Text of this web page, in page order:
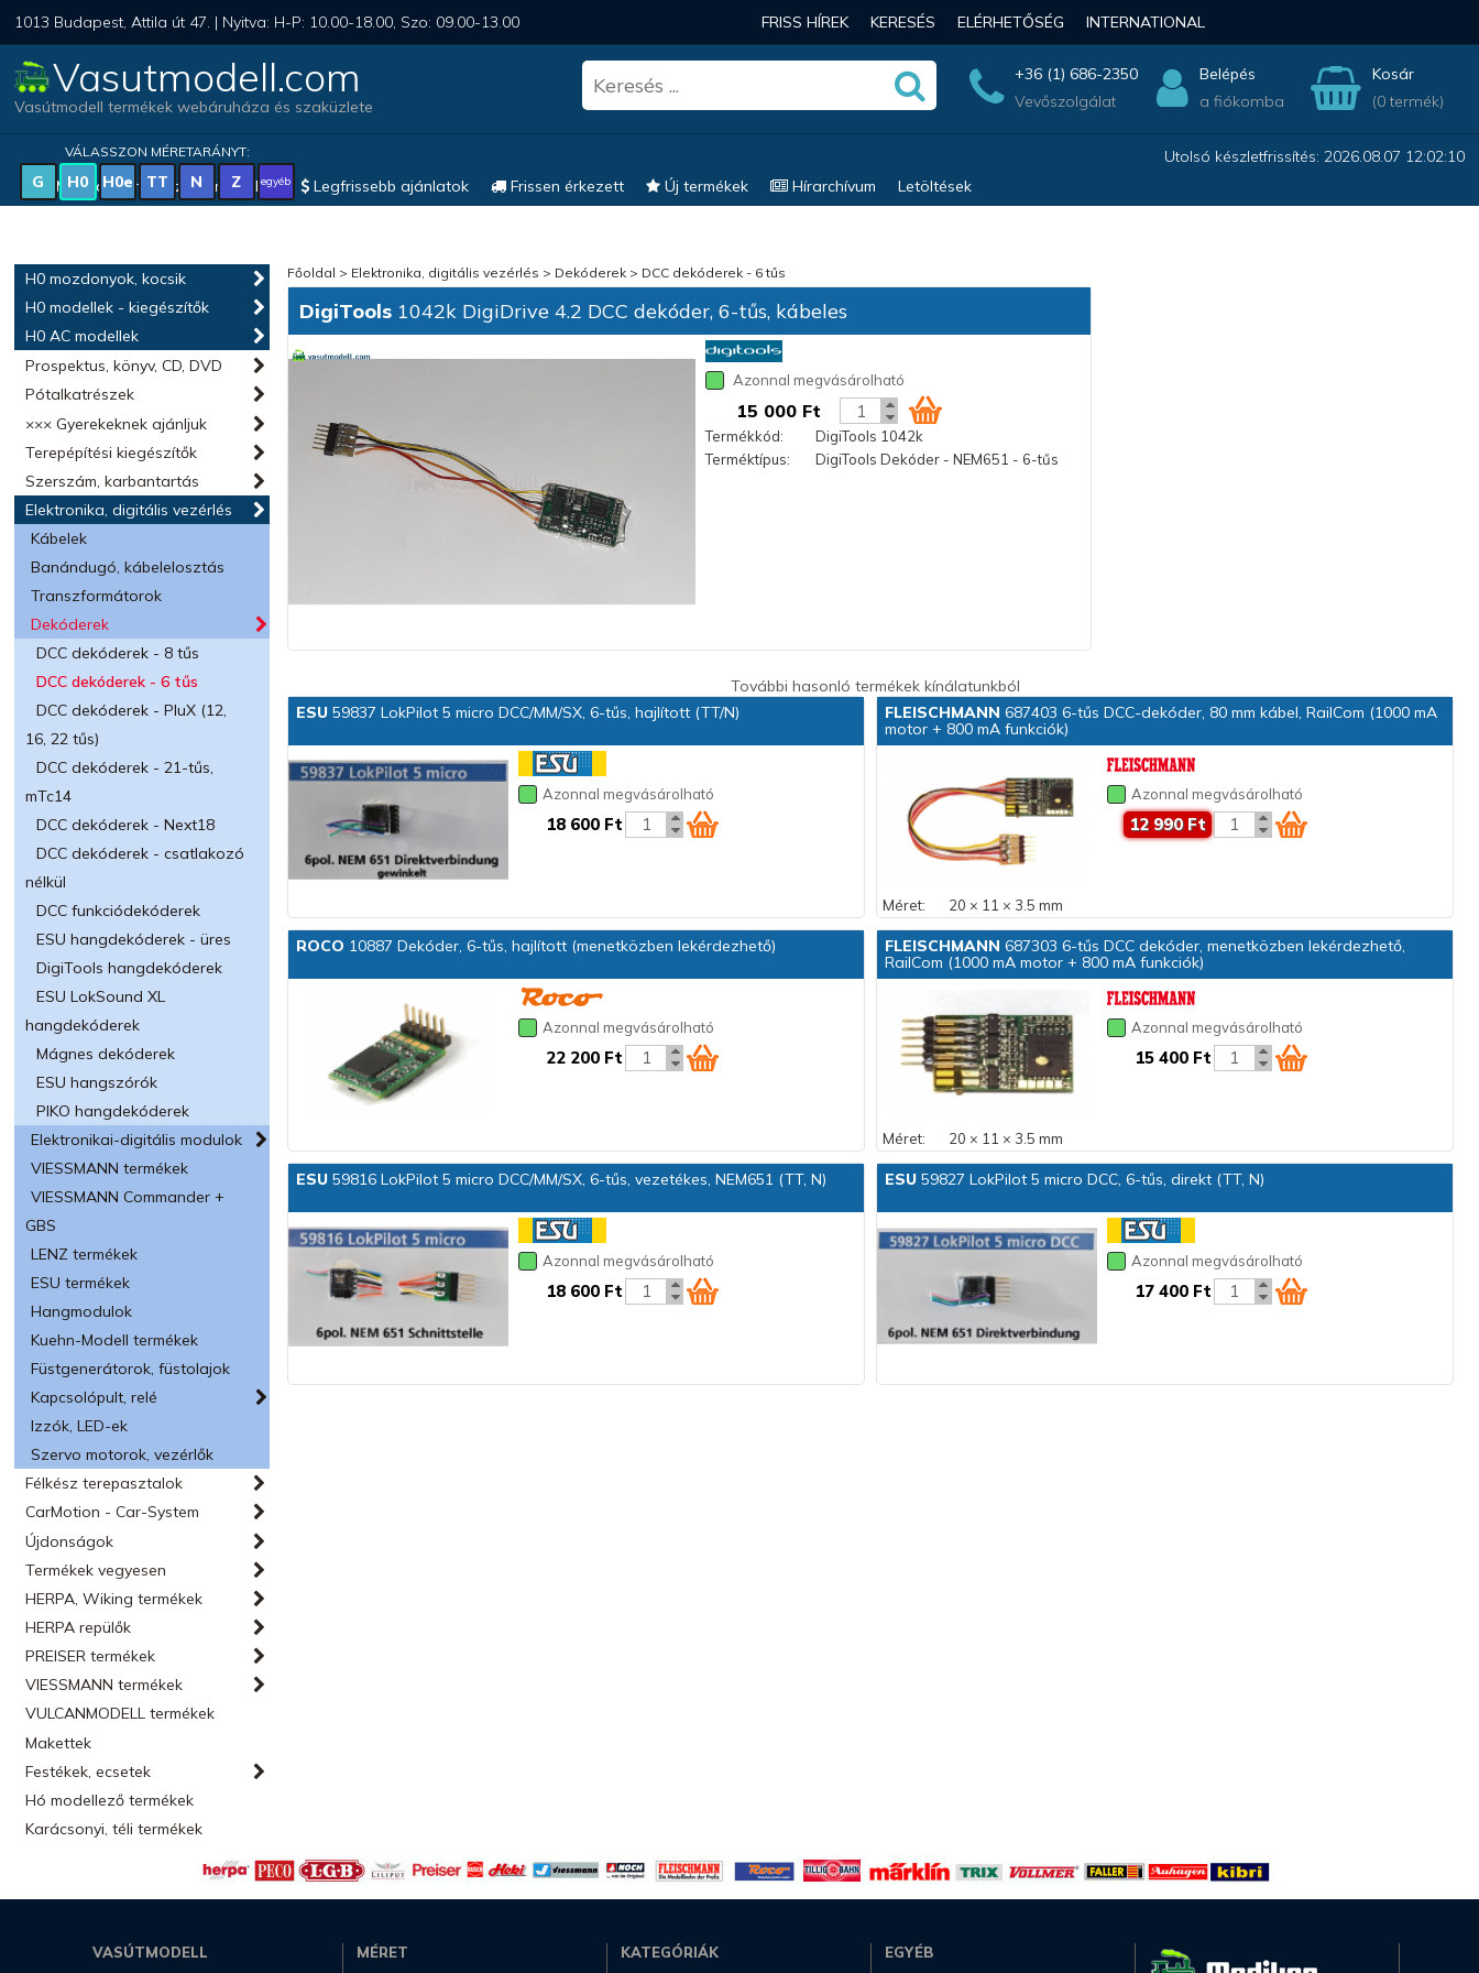
1013 Budapest, Attila út 47. | Nyitva: H-P: 10.00-18.00, Szo: 09.00-13.00 FRISS HÍREK KERESÉS ELÉRHETŐSÉG INTERNATIONAL
Vasutmodell.com
Vasútmodell termékek webáruháza és szaküzlete
+36 (1) 686-2350
Vevőszolgálat
Belépés
a fiókomba
Kosár
(0 termék)
VÁLASSZON MÉRETARÁNYT:
G H0 H0e TT N Z egyéb
Utolsó készletfrissítés: 2026.08.07 12:02:10
Magyar vonatkozású modellek
Legfrissebb ajánlatok Frissen érkezett Új termékek Hírarchívum Letöltések
H0 mozdonyok, kocsik
H0 modellek - kiegészítők
H0 AC modellek
Prospektus, könyv, CD, DVD
Pótalkatrészek
××× Gyerekeknek ajánljuk
Terepépítési kiegészítők
Szerszám, karbantartás
Elektronika, digitális vezérlés
Kábelek
Banándugó, kábelelosztás
Transzformátorok
Dekóderek
DCC dekóderek - 8 tűs
DCC dekóderek - 6 tűs
DCC dekóderek - PluX (12,
16, 22 tűs)
DCC dekóderek - 21-tűs,
mTc14
DCC dekóderek - Next18
DCC dekóderek - csatlakozó
nélkül
DCC funkciódekóderek
ESU hangdekóderek - üres
DigiTools hangdekóderek
ESU LokSound XL
hangdekóderek
Mágnes dekóderek
ESU hangszórók
PIKO hangdekóderek
Elektronikai-digitális modulok
VIESSMANN termékek
VIESSMANN Commander +
GBS
LENZ termékek
ESU termékek
Hangmodulok
Kuehn-Modell termékek
Füstgenerátorok, füstolajok
Kapcsolópult, relé
Izzók, LED-ek
Szervo motorok, vezérlők
Félkész terepasztalok
CarMotion - Car-System
Újdonságok
Termékek vegyesen
HERPA, Wiking termékek
HERPA repülők
PREISER termékek
VIESSMANN termékek
VULCANMODELL termékek
Makettek
Festékek, ecsetek
Hó modellező termékek
Karácsonyi, téli termékek
Főoldal > Elektronika, digitális vezérlés > Dekóderek > DCC dekóderek - 6 tűs
DigiTools 1042k DigiDrive 4.2 DCC dekóder, 6-tűs, kábeles
Azonnal megvásárolható
15 000 Ft
Termékkód:
DigiTools 1042k
Terméktípus:
DigiTools Dekóder - NEM651 - 6-tűs
További hasonló termékek kínálatunkból
ESU 59837 LokPilot 5 micro DCC/MM/SX, 6-tűs, hajlított (TT/N)
Azonnal megvásárolható
18 600 Ft
FLEISCHMANN 687403 6-tűs DCC-dekóder, 80 mm kábel, RailCom (1000 mA
motor + 800 mA funkciók)
Azonnal megvásárolható
12 990 Ft
Méret: 20 × 11 × 3.5 mm
ROCO 10887 Dekóder, 6-tűs, hajlított (menetközben lekérdezhető)
Azonnal megvásárolható
22 200 Ft
FLEISCHMANN 687303 6-tűs DCC dekóder, menetközben lekérdezhető,
RailCom (1000 mA motor + 800 mA funkciók)
Azonnal megvásárolható
15 400 Ft
Méret: 20 × 11 × 3.5 mm
ESU 59816 LokPilot 5 micro DCC/MM/SX, 6-tűs, vezetékes, NEM651 (TT, N)
Azonnal megvásárolható
18 600 Ft
ESU59827 LokPilot 5 micro DCC, 6-tűs, direkt (TT, N)
Azonnal megvásárolható
17 400 Ft
VASÚTMODELL MÉRET KATEGÓRIÁK EGYÉB